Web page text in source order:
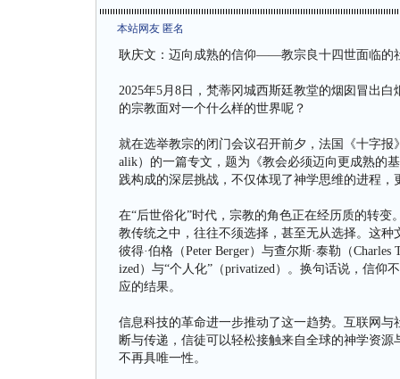
本站网友 匿名
耿庆文：迈向成熟的信仰——教宗良十四世面临的
2025年5月8日，梵蒂冈城西斯廷教堂的烟囱冒出
的宗教面对一个什么样的世界呢？
就在选举教宗的闭门会议召开前夕，法国《十字报
alik）的一篇专文，题为《教会必须迈向更成熟的
践构成的深层挑战，不仅体现了神学思维的进程
在“后世俗化”时代，宗教的角色正在经历质的转
教传统之中，往往不须选择，甚至无从选择。这
彼得·伯格（Peter Berger）与查尔斯·泰勒（
ized）与“个人化”（privatized）。换句话说，信
应的结果。
信息科技的革命进一步推动了这一趋势。互联网
断与传递，信徒可以轻松接触来自全球的神学资
不再具唯一性。